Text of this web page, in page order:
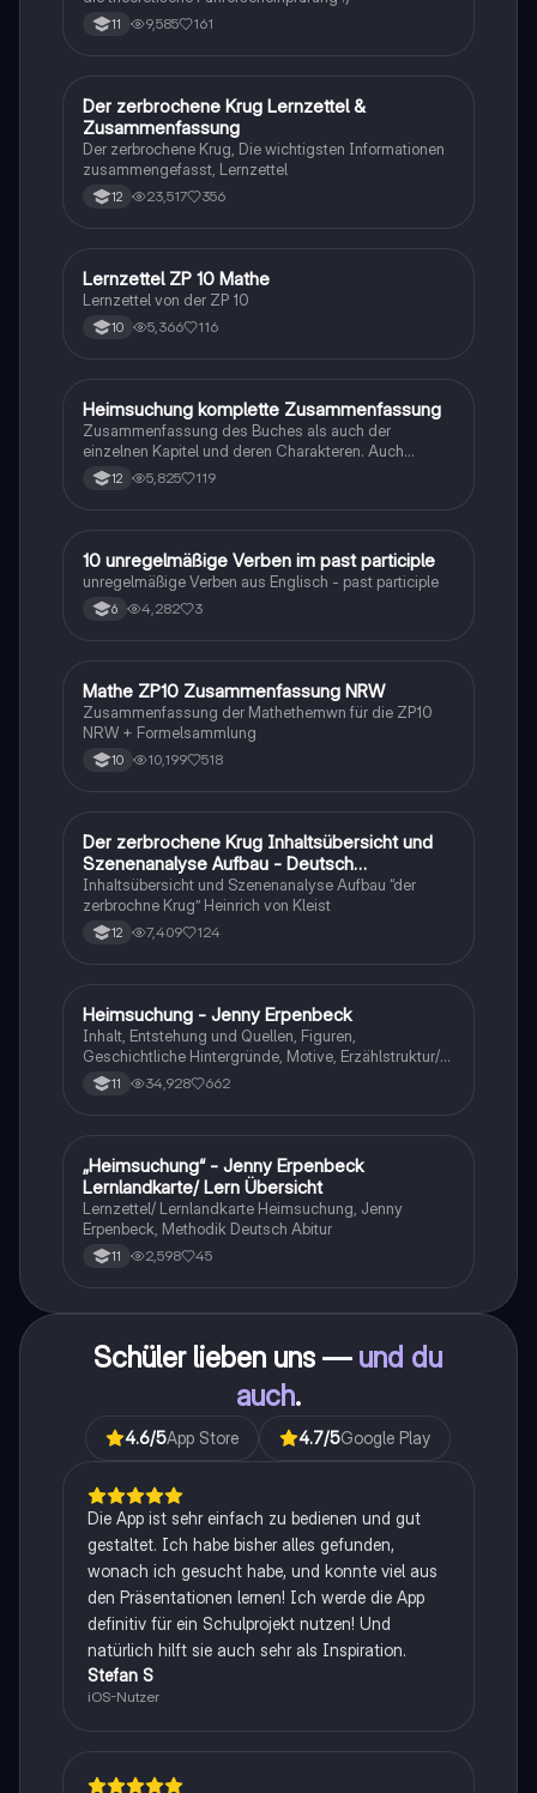
11 9,585 161
Deutsch
Der zerbrochene Krug Lernzettel &
Zusammenfassung
Der zerbrochene Krug, Die wichtigsten Informationen
zusammengefasst, Lernzettel
12 23,517 356
Mathe
Lernzettel ZP 10 Mathe
Lernzettel von der ZP 10
10 5,366 116
Deutsch
Heimsuchung komplette Zusammenfassung
Zusammenfassung des Buches als auch der
einzelnen Kapitel und deren Charakteren. Auch
tabellarisch. Im Unterricht ohne KI erstellt
12 5,825 119
1 Englisch
10 unregelmäßige Verben im past participle
unregelmäßige Verben aus Englisch - past participle
6 4,282 3
Mathe
Mathe ZP10 Zusammenfassung NRW
Zusammenfassung der Mathethemwn für die ZP10
NRW + Formelsammlung
10 10,199 518
Deutsch
Der zerbrochene Krug Inhaltsübersicht und
Szenenanalyse Aufbau - Deutsch
Q1/Q2/Abitur
Inhaltsübersicht und Szenenanalyse Aufbau “der
zerbrochne Krug” Heinrich von Kleist
12 7,409 124
Deutsch
Heimsuchung - Jenny Erpenbeck
Inhalt, Entstehung und Quellen, Figuren,
Geschichtliche Hintergründe, Motive, Erzählstruktur/-
stil 11 34,928 662
Deutsch
„Heimsuchung“ - Jenny Erpenbeck
Lernlandkarte/ Lern Übersicht
Lernzettel/ Lernlandkarte Heimsuchung, Jenny
Erpenbeck, Methodik Deutsch Abitur
11 2,598 45
Schüler lieben uns — und du
auch.
4.6/5App Store 4.7/5Google Play
Die App ist sehr einfach zu bedienen und gut
gestaltet. Ich habe bisher alles gefunden,
wonach ich gesucht habe, und konnte viel aus
den Präsentationen lernen! Ich werde die App
definitiv für ein Schulprojekt nutzen! Und
natürlich hilft sie auch sehr als Inspiration.
Stefan S
iOS-Nutzer